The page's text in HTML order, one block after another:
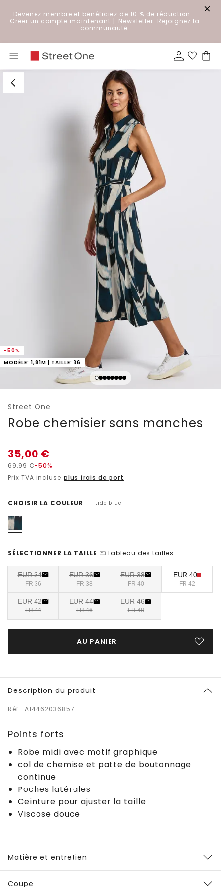
Devenez membre et bénéficiez de 10 % de réduction –
Créer un compte maintenant | Newsletter: Rejoignez la
communauté
-50%
MODÈLE: 1,81M | TAILLE: 36
Street One
Robe chemisier sans manches
35,00 €
69,99€-50%
Prix TVA incluse plus frais de port
CHOISIR LA COULEUR | tide blue
SÉLECTIONNER LA TAILLE | Tableau des tailles
EUR 34
FR 36
EUR 36
FR 38
EUR 38
FR 40
EUR 40
FR 42
EUR 42
FR 44
EUR 44
FR 46
EUR 46
FR 48
AU PANIER
Description du produit
Réf.: A14462036857
Points forts
Robe midi avec motif graphique
col de chemise et patte de boutonnage
continue
Poches latérales
Ceinture pour ajuster la taille
Viscose douce
Matière et entretien
Coupe